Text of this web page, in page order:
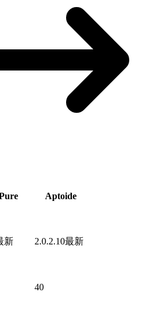
Aptoide
新 2.0.2.10最新
40